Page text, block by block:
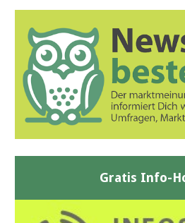
Gratis Info-